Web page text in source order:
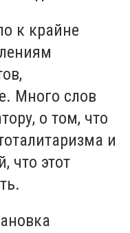
к крайне
Много слов
о том, что
и
что этот